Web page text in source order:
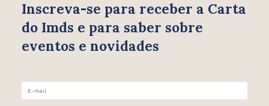
Inscreva-se para receber a Carta
do Imds e para saber sobre
eventos e novidades